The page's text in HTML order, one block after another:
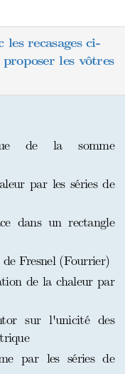
les recasages ci-
les vôtres
de la somme
par les séries de
dans un rectangle
de Fresnel (Fourrier)
de la chaleur par
sur l'unicité des
par les séries de